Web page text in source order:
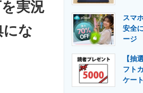
製造業のIT導入・活用を支援
エネルギーの専門メディア
実況
な
スマ
安全
ージ
【抽
フト
ケー